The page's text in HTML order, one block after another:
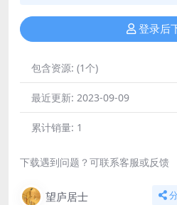
登录后
包含资源: (1个)
最近更新: 2023-09-09
累计销量: 1
下载遇到问题？可联系客服或反馈
望庐居士